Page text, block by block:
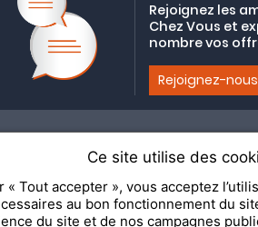
Rejoignez les
Chez Vous et
nombre vos
Rejoignez-nous
Adhésion
2020 Le Meilleur Chez
Ce site utilise des
« Tout accepter », vous acceptez
au bon fonctionnement du
du site et de nos campagnes